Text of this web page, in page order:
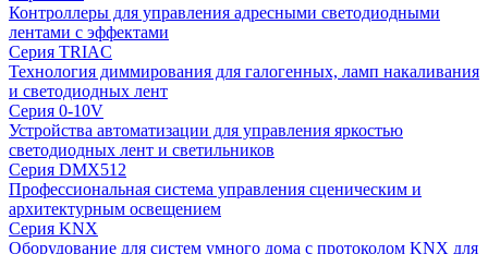
Контроллеры для управления адресными светодиодными
лентами с эффектами
Серия TRIAC
Технология диммирования для галогенных, ламп накаливания
и светодиодных лент
Серия 0-10V
Устройства автоматизации для управления яркостью
светодиодных лент и светильников
Серия DMX512
Профессиональная система управления сценическим и
архитектурным освещением
Серия KNX
Оборудование для систем умного дома с протоколом KNX для